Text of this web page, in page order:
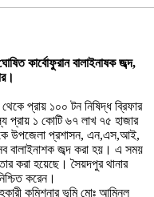
কার্বোফুরান বালাইনাষক জব্দ,
থেকে প্রায় ১০০ টন নিষিদ্ধ ব্রিফার
প্রায় ১ কোটি ৬৭ লাখ ৭৫ হাজার
উপজেলা প্রশাসন, এন,এস,আই,
বালাইনাশক জব্দ করা হয়। এ সময়
করা হয়েছে। সৈয়দপুর থানার
করেন।
কমিশনার ভূমি মোঃ আমিনুল